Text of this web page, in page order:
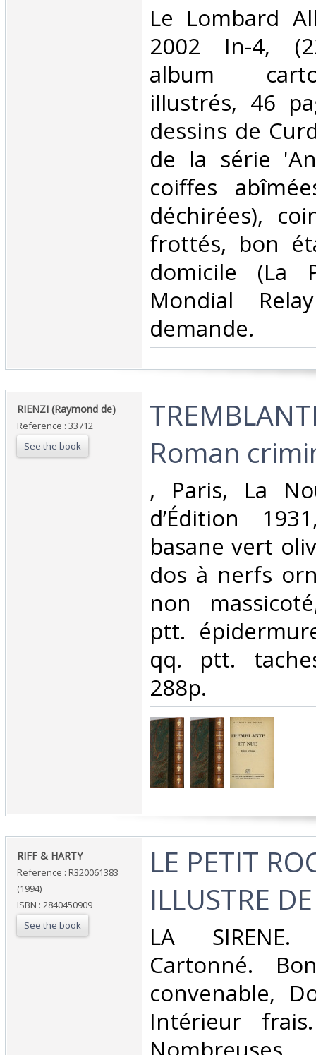
‎Le Lombard
2002 In-4,
album
illustrés, 46
dessins de
de la série
coiffes
déchirées),
frottés, bon
domicile (La
Mondial
demande.‎
‎RIENZI (Raymond de)‎
Reference : 33712
See the book
Roman
‎, Paris, La
d’Édition
basane vert
dos à nerfs
non
ptt.
qq. ptt.
288p.‎
‎RIFF & HARTY‎
Reference : R320061383
(1994)
ISBN : 2840450909
See the book
‎LE PETIT
ILLUSTRE
‎LA
Cartonné.
convenable,
Intérieur